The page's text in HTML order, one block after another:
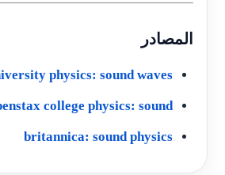
المصادر
physics: sound waves
college physics: sound
britannica: sound physics